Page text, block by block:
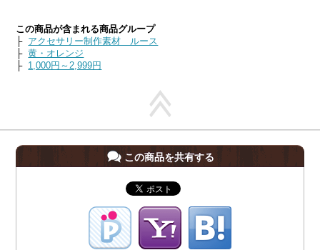
この商品が含まれる商品グループ
├ アクセサリー制作素材 ルース
├黄・オレンジ
├ 1,000円～2,999円
この商品を共有する